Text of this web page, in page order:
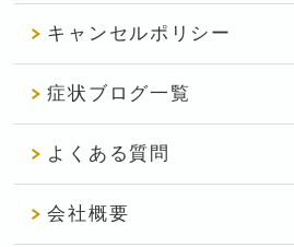
キャンセルポリシー
症状ブログ一覧
よくある質問
会社概要